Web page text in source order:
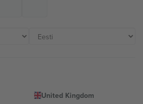
United Kingdom